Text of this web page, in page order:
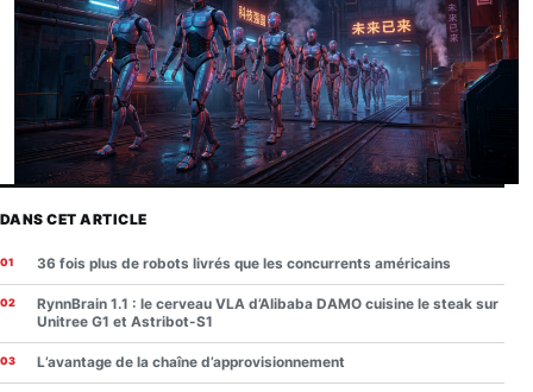
DANS CET ARTICLE
36 fois plus de robots livrés que les concurrents américains
RynnBrain 1.1 : le cerveau VLA d’Alibaba DAMO cuisine le steak sur
Unitree G1 et Astribot-S1
L’avantage de la chaîne d’approvisionnement